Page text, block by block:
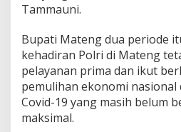
Tammauni.
Bupati Mateng dua periode
kehadiran Polri di Mateng
pelayanan prima dan ikut
pemulihan ekonomi nasional
Covid-19 yang masih belum
maksimal.